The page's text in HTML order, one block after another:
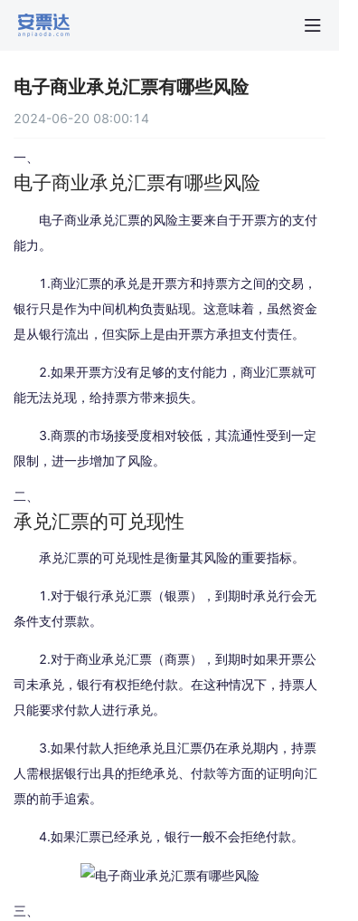
电子商业承兑汇票有哪些风险
2024-06-20 08:00:14
一、
电子商业承兑汇票有哪些风险
电子商业承兑汇票的风险主要来自于开票方的支付
能力。
1.商业汇票的承兑是开票方和持票方之间的交易，
银行只是作为中间机构负责贴现。这意味着，虽然资金
是从银行流出，但实际上是由开票方承担支付责任。
2.如果开票方没有足够的支付能力，商业汇票就可
能无法兑现，给持票方带来损失。
3.商票的市场接受度相对较低，其流通性受到一定
限制，进一步增加了风险。
二、
承兑汇票的可兑现性
承兑汇票的可兑现性是衡量其风险的重要指标。
1.对于银行承兑汇票（银票），到期时承兑行会无
条件支付票款。
2.对于商业承兑汇票（商票），到期时如果开票公
司未承兑，银行有权拒绝付款。在这种情况下，持票人
只能要求付款人进行承兑。
3.如果付款人拒绝承兑且汇票仍在承兑期内，持票
人需根据银行出具的拒绝承兑、付款等方面的证明向汇
票的前手追索。
4.如果汇票已经承兑，银行一般不会拒绝付款。
三、